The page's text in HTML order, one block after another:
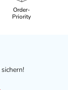
Order-
Priority
sichern!